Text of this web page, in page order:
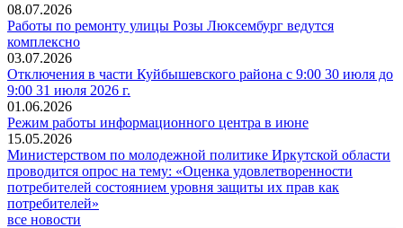
08.07.2026
Работы по ремонту улицы Розы Люксембург ведутся
комплексно
03.07.2026
Отключения в части Куйбышевского района с 9:00 30 июля до
9:00 31 июля 2026 г.
01.06.2026
Режим работы информационного центра в июне
15.05.2026
Министерством по молодежной политике Иркутской области
проводится опрос на тему: «Оценка удовлетворенности
потребителей состоянием уровня защиты их прав как
потребителей»
все новости